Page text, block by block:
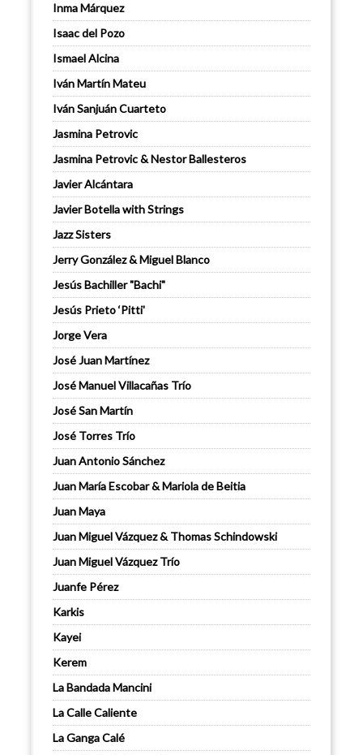
Inma Márquez
Isaac del Pozo
Ismael Alcina
Iván Martín Mateu
Iván Sanjuán Cuarteto
Jasmina Petrovic
Jasmina Petrovic & Nestor Ballesteros
Javier Alcántara
Javier Botella with Strings
Jazz Sisters
Jerry González & Miguel Blanco
Jesús Bachiller "Bachi"
Jesús Prieto ‘Pitti'
Jorge Vera
José Juan Martínez
José Manuel Villacañas Trío
José San Martín
José Torres Trío
Juan Antonio Sánchez
Juan María Escobar & Mariola de Beitia
Juan Maya
Juan Miguel Vázquez & Thomas Schindowski
Juan Miguel Vázquez Trío
Juanfe Pérez
Karkis
Kayei
Kerem
La Bandada Mancini
La Calle Caliente
La Ganga Calé